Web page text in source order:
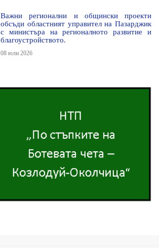
Важни регионални и общински проекти
обсъди областният управител на Пазарджик
с министъра на регионалното развитие и
благоустройството.
08 юли 2026